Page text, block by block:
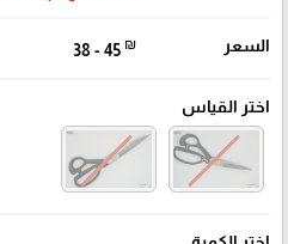
السعر 38 - 45 ₪
اختر القياس